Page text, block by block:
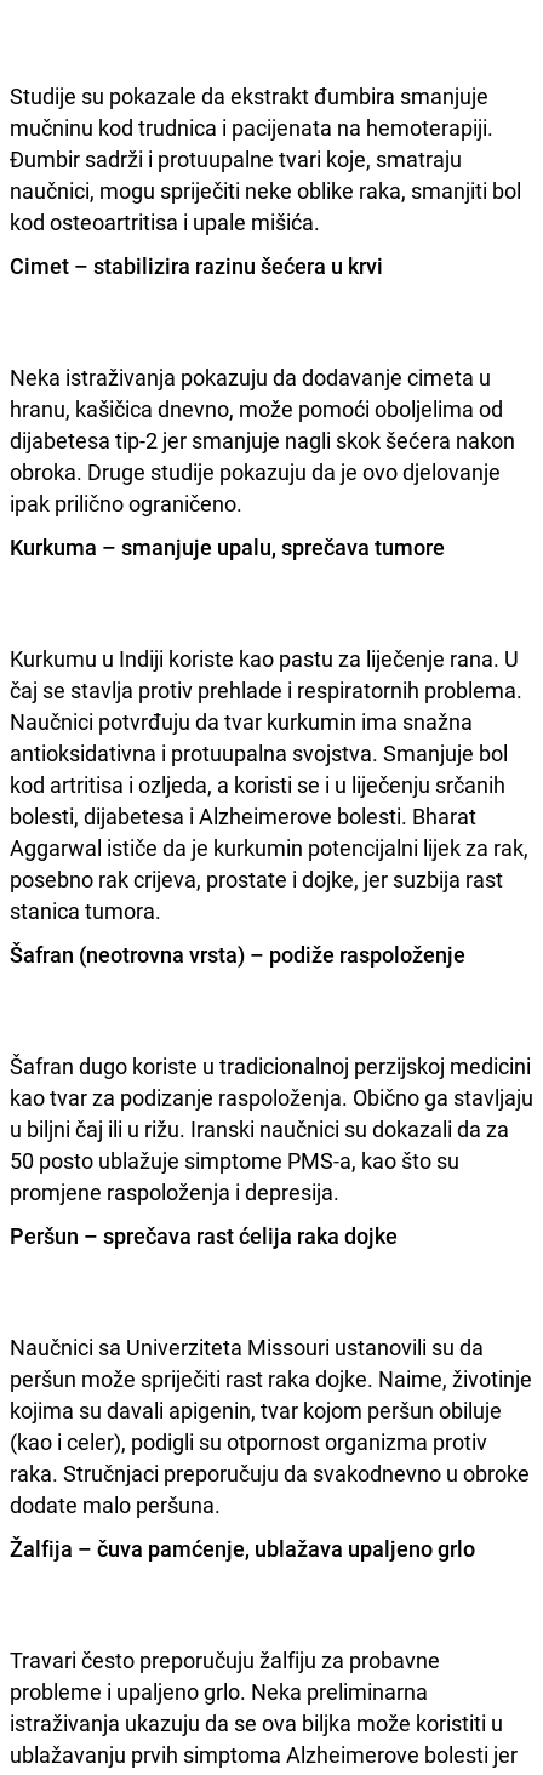
Studije su pokazale da ekstrakt đumbira smanjuje
mučninu kod trudnica i pacijenata na hemoterapiji.
Đumbir sadrži i protuupalne tvari koje, smatraju
naučnici, mogu spriječiti neke oblike raka, smanjiti bol
kod osteoartritisa i upale mišića.
Cimet – stabilizira razinu šećera u krvi
Neka istraživanja pokazuju da dodavanje cimeta u
hranu, kašičica dnevno, može pomoći oboljelima od
dijabetesa tip-2 jer smanjuje nagli skok šećera nakon
obroka. Druge studije pokazuju da je ovo djelovanje
ipak prilično ograničeno.
Kurkuma – smanjuje upalu, sprečava tumore
Kurkumu u Indiji koriste kao pastu za liječenje rana. U
čaj se stavlja protiv prehlade i respiratornih problema.
Naučnici potvrđuju da tvar kurkumin ima snažna
antioksidativna i protuupalna svojstva. Smanjuje bol
kod artritisa i ozljeda, a koristi se i u liječenju srčanih
bolesti, dijabetesa i Alzheimerove bolesti. Bharat
Aggarwal ističe da je kurkumin potencijalni lijek za rak,
posebno rak crijeva, prostate i dojke, jer suzbija rast
stanica tumora.
Šafran (neotrovna vrsta) – podiže raspoloženje
Šafran dugo koriste u tradicionalnoj perzijskoj medicini
kao tvar za podizanje raspoloženja. Obično ga stavljaju
u biljni čaj ili u rižu. Iranski naučnici su dokazali da za
50 posto ublažuje simptome PMS-a, kao što su
promjene raspoloženja i depresija.
Peršun – sprečava rast ćelija raka dojke
Naučnici sa Univerziteta Missouri ustanovili su da
peršun može spriječiti rast raka dojke. Naime, životinje
kojima su davali apigenin, tvar kojom peršun obiluje
(kao i celer), podigli su otpornost organizma protiv
raka. Stručnjaci preporučuju da svakodnevno u obroke
dodate malo peršuna.
Žalfija – čuva pamćenje, ublažava upaljeno grlo
Travari često preporučuju žalfiju za probavne
probleme i upaljeno grlo. Neka preliminarna
istraživanja ukazuju da se ova biljka može koristiti u
ublažavanju prvih simptoma Alzheimerove bolesti jer